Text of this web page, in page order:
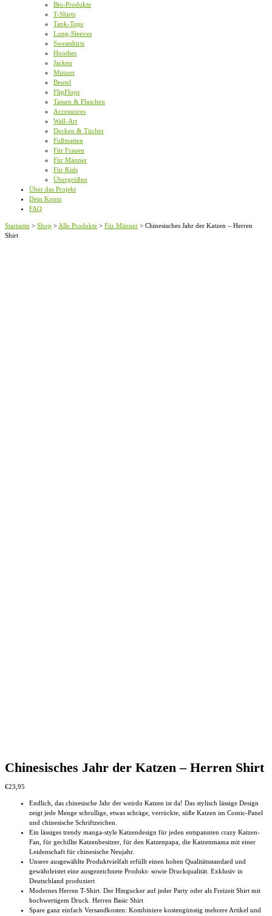
Bio-Produkte
T-Shirts
Tank-Tops
Long-Sleeves
Sweatshirts
Hoodies
Jacken
Mützen
Beutel
FlipFlops
Tassen & Flaschen
Accessoires
Wall-Art
Decken & Tücher
Fußmatten
Für Frauen
Für Männer
Für Kids
Übergrößen
Über das Projekt
Dein Konto
FAQ
Startseite > Shop > Alle Produkte > Für Männer > Chinesisches Jahr der Katzen – Herren
Shirt
Chinesisches Jahr der Katzen – Herren Shirt
€23,95
Endlich, das chinesische Jahr der weirdo Katzen ist da! Das stylisch lässige Design
zeigt jede Menge schrullige, etwas schräge, verrückte, süße Katzen im Comic-Panel
und chinesische Schriftzeichen.
Ein lässiges trendy manga-style Katzendesign für jeden entspannten crazy Katzen-
Fan, für gechillte Katzenbesitzer, für den Katzenpapa, die Katzenmama mit einer
Leidenschaft für chinesische Neujahr.
Unsere ausgewählte Produktvielfalt erfüllt einen hohen Qualitätsstandard und
gewährleistet eine ausgezeichnete Produkt- sowie Druckqualität. Exklusiv in
Deutschland produziert
Modernes Herren T-Shirt. Der Hingucker auf jeder Party oder als Freizeit Shirt mit
hochwertigem Druck. Herren Basic Shirt
Spare ganz einfach Versandkosten: Kombiniere kostengünstig mehrere Artikel und